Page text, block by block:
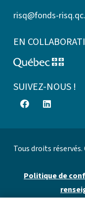
risq@fonds-
EN
SUIVEZ-NOUS !
Tous droits réservés.
Politique de